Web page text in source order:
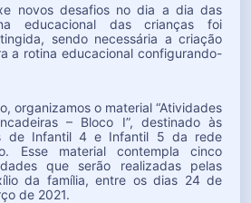
novos desafios no dia a dia das
educacional das crianças foi
sendo necessária a criação
a rotina educacional configurando-
organizamos o material “Atividades
– Bloco I”, destinado às
de Infantil 4 e Infantil 5 da rede
Esse material contempla cinco
que serão realizadas pelas
da família, entre os dias 24 de
de 2021.